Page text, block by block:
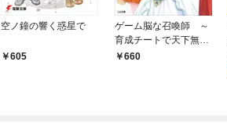
空ノ鐘の響く惑星で
605
ゲーム脳な召喚師 ～
育成チートで天下無双
～660